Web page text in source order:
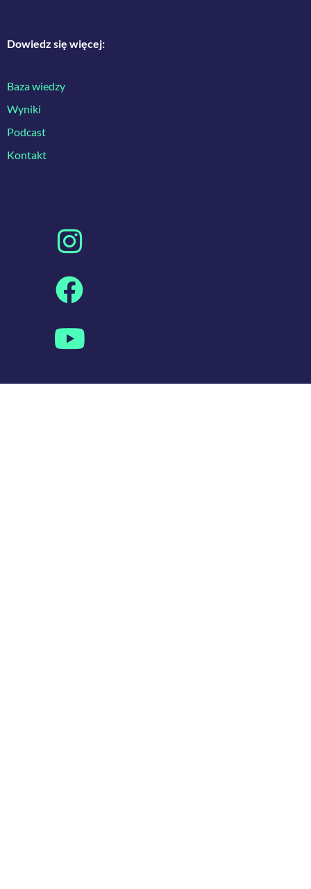
Dowiedz się więcej:
Baza wiedzy
Wyniki
Podcast
Kontakt